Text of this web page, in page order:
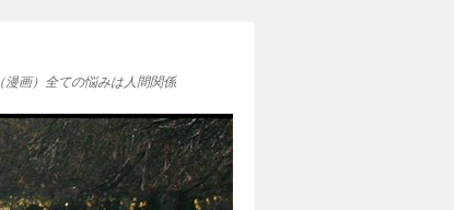
（漫画）全ての悩みは人間関係